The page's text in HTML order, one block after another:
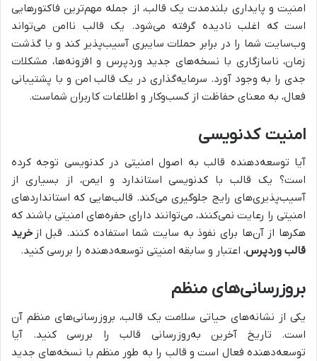
امنیت و پایداری بلندمدت یک قالب، از جمله مهم‌ترین فاکتورهایی
است که اغلب نادیده گرفته می‌شود. یک قالب ناامن می‌تواند
وب‌سایت شما را در برابر حملات سایبری آسیب‌پذیر کند و با گذشت
زمان، ناسازگاری با نسخه‌های جدید وردپرس و افزونه‌ها، مشکلات
جدی را به وجود آورد. سرمایه‌گذاری در یک قالب امن و با پشتیبانی
فعال، به معنای حفاظت از کسب‌وکار و اطلاعات کاربران شماست.
امنیت کدنویسی
آیا توسعه‌دهنده قالب به اصول امنیتی در کدنویسی توجه کرده
است؟ یک قالب با کدنویسی استاندارد و ایمن، از بسیاری از
آسیب‌پذیری‌های رایج جلوگیری می‌کند. قالب‌هایی که استانداردهای
امنیتی را رعایت نمی‌کنند، می‌توانند دارای حفره‌های امنیتی باشند که
هکرها از آن‌ها برای نفوذ به سایت شما استفاده کنند. قبل از خرید
قالب وردپرس، اعتبار و سابقه امنیتی توسعه‌دهنده را بررسی کنید.
بروزرسانی‌های منظم
یکی از نشانه‌های حیاتی سلامت یک قالب، بروزرسانی‌های منظم آن
است. تاریخ آخرین به‌روزرسانی قالب را بررسی کنید. آیا
توسعه‌دهنده فعال است و قالب را به طور منظم با نسخه‌های جدید